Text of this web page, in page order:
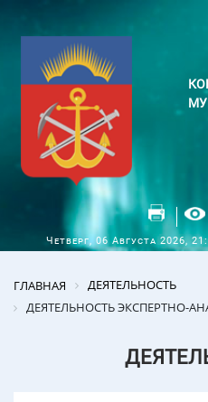
Четверг, 06 Августа 2026,
ГЛАВНАЯ
ДЕЯТЕЛЬНОСТЬ
ДЕЯТЕЛЬНОСТЬ ЭКСПЕРТНО-